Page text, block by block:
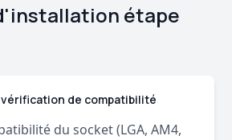
étape
vérification de compatibilité
du socket (LGA, AM4,